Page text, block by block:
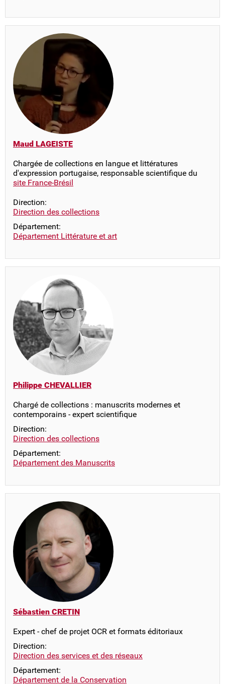
Maud LAGEISTE
Chargée de collections en langue et littératures
d'expression portugaise, responsable scientifique du
site France-Brésil
Direction:
Direction des collections
Département:
Département Littérature et art
Philippe CHEVALLIER
Chargé de collections : manuscrits modernes et
contemporains - expert scientifique
Direction:
Direction des collections
Département:
Département des Manuscrits
Sébastien CRETIN
Expert - chef de projet OCR et formats éditoriaux
Direction:
Direction des services et des réseaux
Département:
Département de la Conservation